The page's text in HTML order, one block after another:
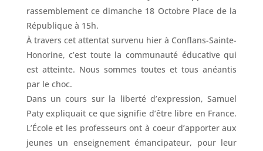
rassemblement ce dimanche 18 Octobre Place de la
République à 15h.
À travers cet attentat survenu hier à Conflans-Sainte-
Honorine, c’est toute la communauté éducative qui
est atteinte. Nous sommes toutes et tous anéantis
par le choc.
Dans un cours sur la liberté d’expression, Samuel
Paty expliquait ce que signifie d’être libre en France.
L’École et les professeurs ont à coeur d’apporter aux
jeunes un enseignement émancipateur, pour leur